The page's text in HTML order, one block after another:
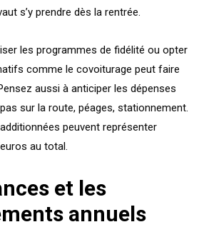
s’y prendre dès la rentrée.
les programmes de fidélité ou opter
comme le covoiturage peut faire
aussi à anticiper les dépenses
sur la route, péages, stationnement.
peuvent représenter
au total.
et les
annuels